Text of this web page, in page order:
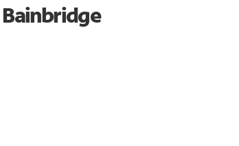
Bainbridge